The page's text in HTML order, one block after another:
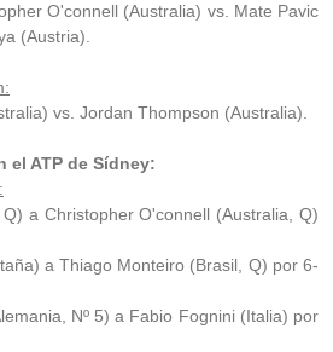
O'connell (Australia) vs. Mate Pavic
(Austria).
vs. Jordan Thompson (Australia).
el ATP de Sídney:
a Christopher O'connell (Australia, Q)
a Thiago Monteiro (Brasil, Q) por 6-
Nº 5) a Fabio Fognini (Italia) por